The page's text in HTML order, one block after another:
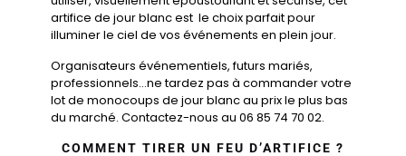
artifice de jour blanc est le choix parfait pour
illuminer le ciel de vos événements en plein jour.
Organisateurs événementiels, futurs mariés,
professionnels…ne tardez pas à commander votre
lot de monocoups de jour blanc au prix le plus bas
du marché. Contactez-nous au 06 85 74 70 02.
COMMENT TIRER UN FEU D’ARTIFICE ?